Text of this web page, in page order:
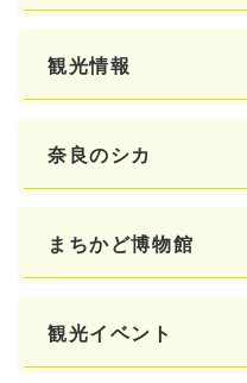
観光情報
奈良のシカ
まちかど博物館
観光イベント